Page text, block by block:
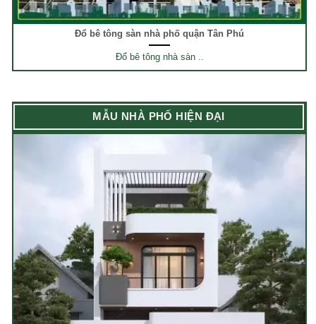
Đổ bê tông sàn nhà phố quận Tân Phú
Đổ bê tông nhà sàn ..
MẪU NHÀ PHỐ HIỆN ĐẠI